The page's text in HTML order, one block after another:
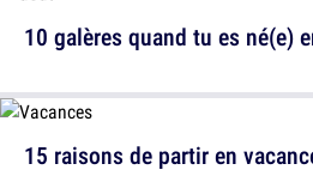
10 galères quand tu es né(e)
15 raisons de partir en